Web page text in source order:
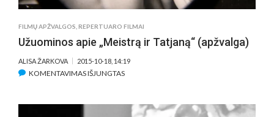
FILMŲ APŽVALGOS,REPERTUARO FILMAI
Užuominos apie „Meistrą ir Tatjaną“ (apžvalga)
ALISA ŽARKOVA 2015-10-18, 14:19
KOMENTAVIMAS IŠJUNGTASĮRAŠE
„MEISTRĄ